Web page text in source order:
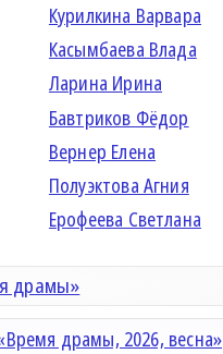
Курилкина Варвара
Касымбаева Влада
Ларина Ирина
Бавтриков Фёдор
Вернер Елена
Полуэктова Агния
Ерофеева Светлана
драмы»
драмы, 2026, весна»